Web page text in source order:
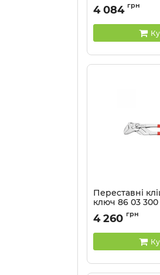
Артикул: 86 06 250
4 084 грн
Переставні
ключ 86 03 300
Артикул: 86 03 300
4 260 грн